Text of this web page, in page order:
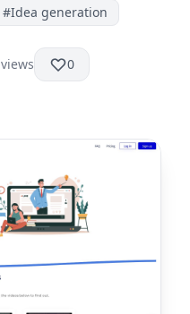
#Idea generation
views 0